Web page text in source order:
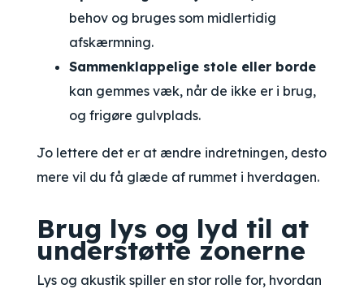
behov og bruges som midlertidig
afskærmning.
Sammenklappelige stole eller borde
kan gemmes væk, når de ikke er i brug,
og frigøre gulvplads.
Jo lettere det er at ændre indretningen, desto
mere vil du få glæde af rummet i hverdagen.
Brug lys og lyd til at
understøtte zonerne
Lys og akustik spiller en stor rolle for, hvordan